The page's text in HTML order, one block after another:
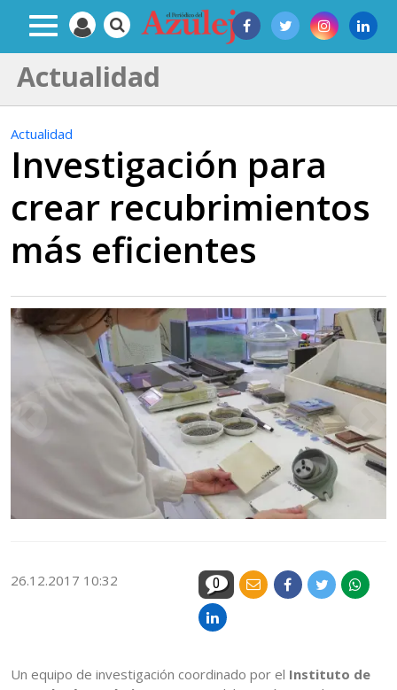
Actualidad
Actualidad
Investigación para
crear recubrimientos
más eficientes
26.12.2017 10:32 0
Un equipo de investigación coordinado por el Instituto de